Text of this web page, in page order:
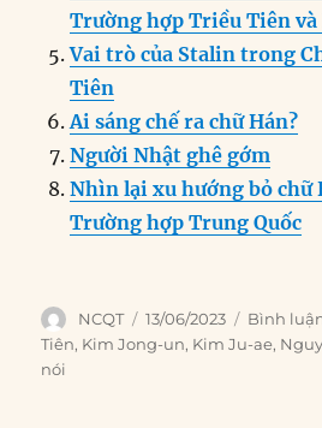
Trường hợp Triều Tiên và
Vai trò của Stalin trong
Tiên
Ai sáng chế ra chữ Hán?
Người Nhật ghê gớm
Nhìn lại xu hướng bỏ chữ
Trường hợp Trung Quốc
Author
NCQT
Posted
on
13/06/2023 Bình
Tiên, Kim Jong-un, Kim Ju-ae,
nói